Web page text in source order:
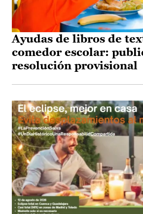
Ayudas de libros de
comedor escolar:
resolución provisional